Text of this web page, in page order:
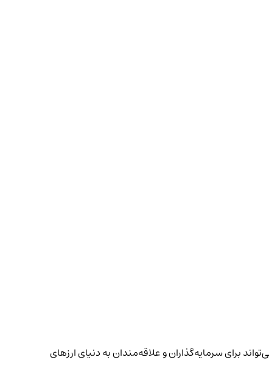
این اطلاعات می‌تواند برای سرمایه‌گذاران و علاقه‌مندان به دنیای ارزهای